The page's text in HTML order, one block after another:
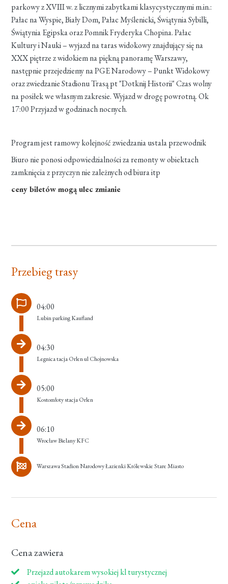
parkowy z XVIII w. z licznymi zabytkami klasycystycznymi m.in.:
Pałac na Wyspie, Biały Dom, Pałac Myślenicki, Świątynia Sybilli,
Świątynia Egipska oraz Pomnik Fryderyka Chopina. Pałac
Kultury i Nauki – wyjazd na taras widokowy znajdujący się na
XXX piętrze z widokiem na piękną panoramę Warszawy,
następnie przejedziemy na PGE Narodowy – Punkt Widokowy
oraz zwiedzanie Stadionu Trasą pt "Dotknij Historii" Czas wolny
na posiłek we własnym zakresie. Wyjazd w drogę powrotną. Ok
17:00 Przyjazd w godzinach nocnych.
Program jest ramowy kolejność zwiedzania ustala przewodnik
Biuro nie ponosi odpowiedzialności za remonty w obiektach
zamknięcia z przyczyn nie zależnych od biura itp
ceny biletów mogą ulec zmianie
Przebieg trasy
04:00
Lubin parking Kaufland
04:30
Legnica tacja Orlen ul Chojnowska
05:00
Kostomłoty stacja Orlen
06:10
Wrocław Bielany KFC
Warszawa Stadion Narodowy Łazienki Królewskie Stare Miasto
Cena
Cena zawiera
Przejazd autokarem wysokiej kl turystycznej